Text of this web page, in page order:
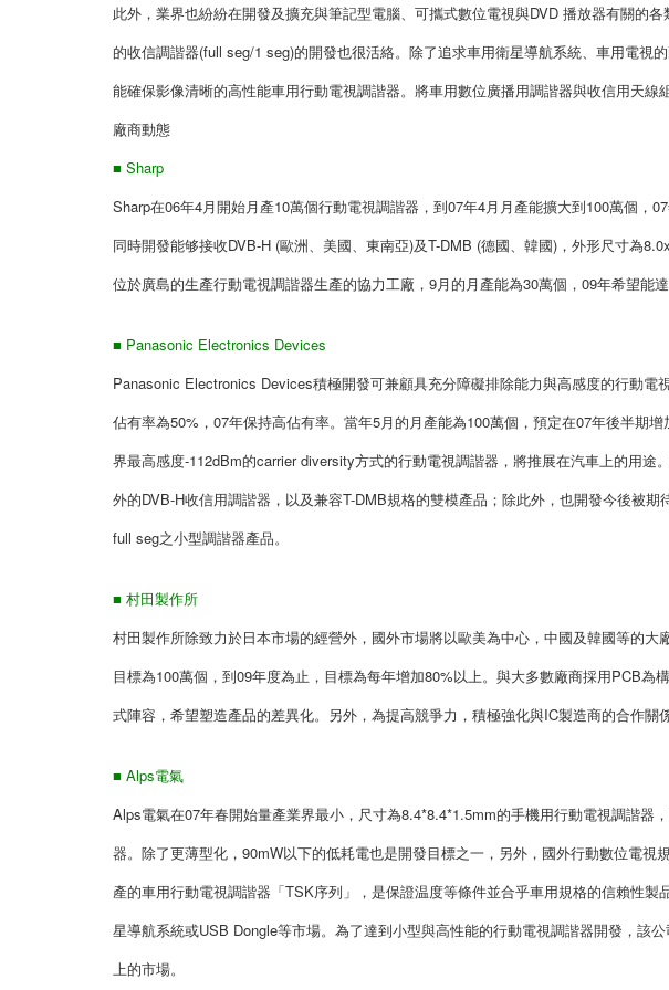
此外，業界也紛紛在開發及擴充與筆記型電腦、可攜式數位電視與DVD 播放器有關的
的收信調諧器(full seg/1 seg)的開發也很活絡。除了追求車用衛星導航系統、車用電視
能確保影像清晰的高性能車用行動電視調諧器。將車用數位廣播用調諧器與收信用天線
廠商動態
■ Sharp
Sharp在06年4月開始月產10萬個行動電視調諧器，到07年4月月產能擴大到100萬個，
同時開發能够接收DVB-H (歐洲、美國、東南亞)及T-DMB (德國、韓國)，外形尺寸為
位於廣島的生產行動電視調諧器生產的協力工廠，9月的月產能為30萬個，09年希望能
■ Panasonic Electronics Devices
Panasonic Electronics Devices積極開發可兼顧具充分障礙排除能力與高感度的行動電
佔有率為50%，07年保持高佔有率。當年5月的月產能為100萬個，預定在07年後半期
界最高感度-112dBm的carrier diversity方式的行動電視調諧器，將推展在汽車上的用途
外的DVB-H收信用調諧器，以及兼容T-DMB規格的雙模產品；除此外，也開發今後被
full seg之小型調諧器產品。
■ 村田製作所
村田製作所除致力於日本市場的經營外，國外市場將以歐美為中心，中國及韓國等的
目標為100萬個，到09年度為止，目標為每年增加80%以上。與大多數廠商採用PCB為
式陣容，希望塑造產品的差異化。另外，為提高競爭力，積極強化與IC製造商的合作關係
■ Alps電氣
Alps電氣在07年春開始量產業界最小，尺寸為8.4*8.4*1.5mm的手機用行動電視調諧器
器。除了更薄型化，90mW以下的低耗電也是開發目標之一，另外，國外行動數位電視
產的車用行動電視調諧器「TSK序列」，是保證温度等條件並合乎車用規格的信賴性
星導航系統或USB Dongle等市場。為了達到小型與高性能的行動電視調諧器開發，該
上的市場。